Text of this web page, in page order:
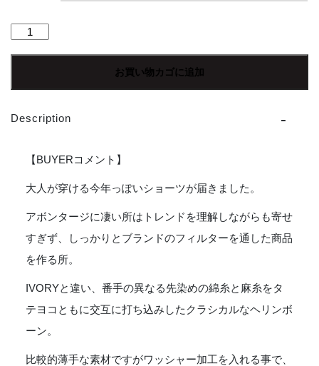
【Men's】
ア
ン
Mil.Easy
DK.CHARCOAL
お買い物カゴに追加
Description
【BUYERコメント】
大人が穿ける今年っぽいショーツが届きました。
アボンタージに凄い所はトレンドを理解しながらも寄せ
すぎず、しっかりとブランドのフィルターを通した商品
を作る所。
IVORYと違い、番手の異なる先染めの綿糸と麻糸をタ
テヨコともに交互に打ち込みしたクラシカルなヘリンボ
ーン。
比較的薄手な素材ですがワッシャー加工を入れる事で、